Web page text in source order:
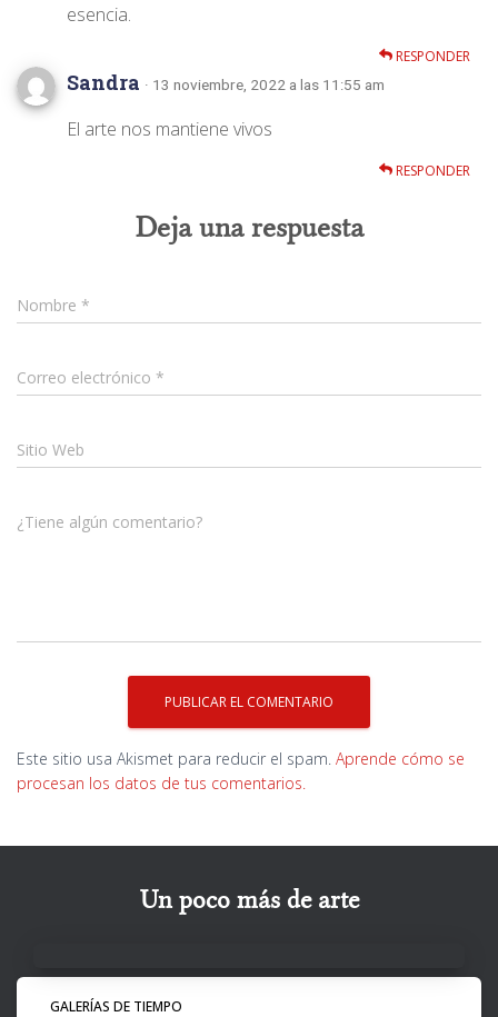
esencia.
RESPONDER
Sandra · 13 noviembre, 2022 a las 11:55 am
El arte nos mantiene vivos
RESPONDER
Deja una respuesta
Nombre *
Correo electrónico *
Sitio Web
¿Tiene algún comentario?
Este sitio usa Akismet para reducir el spam. Aprende cómo se
procesan los datos de tus comentarios.
Un poco más de arte
GALERÍAS DE TIEMPO